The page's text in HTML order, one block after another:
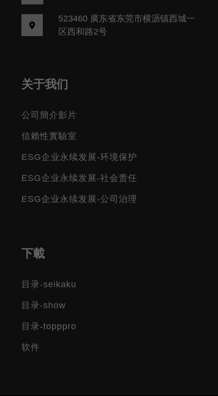
523460 廣东省东莞市横沥镇西城一
区西和路2号
关于我们
公司簡介影片
信賴性實驗室
ESG企业永续发展-环境保护
ESG企业永续发展-社会责任
ESG企业永续发展-公司治理
下載
目录-seikaku
目录-show
目录-topppro
软件